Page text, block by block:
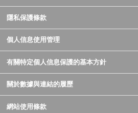
隱私保護條款
個人信息使用管理
有關特定個人信息保護的基本方針
關於數據與連結的履歷
網站使用條款